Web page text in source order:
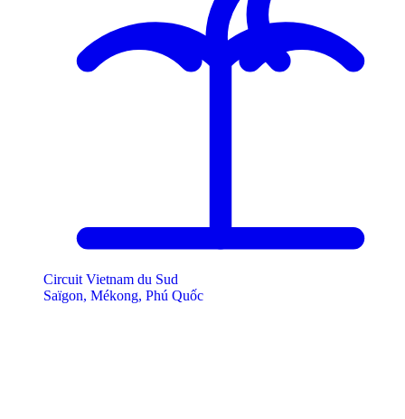
Circuit Vietnam du Sud
Saïgon, Mékong, Phú Quốc